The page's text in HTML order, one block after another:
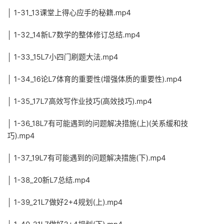
│ 1-31_13课堂上得心应手的秘籍.mp4
│ 1-32_14新L7数学的整体修订总结.mp4
│ 1-33_15L7小四门刷题大法.mp4
│ 1-34_16论L7体育的重要性(增强体质的重要性).mp4
│ 1-35_17L7高效写作业技巧(高效技巧).mp4
│ 1-36_18L7有可能遇到的问题解决措施(上)(关系缓和技
巧).mp4
│ 1-37_19L7有可能遇到的问题解决措施(下).mp4
│ 1-38_20新L7总结.mp4
│ 1-39_21L7做好2+4规划(上).mp4